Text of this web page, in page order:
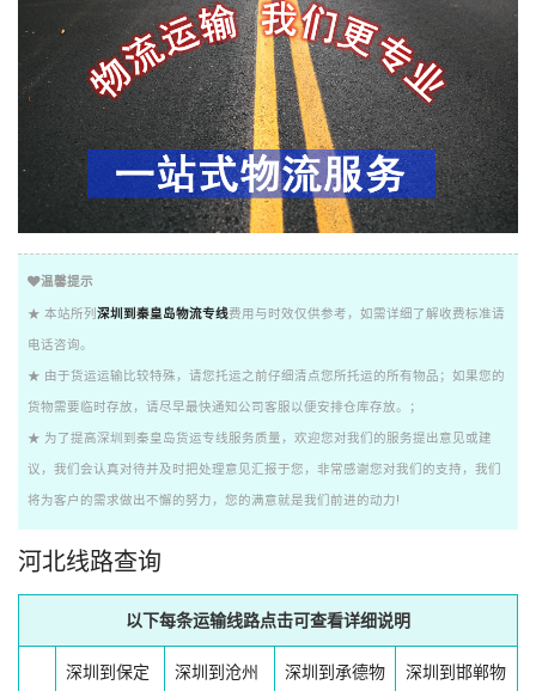
温馨提示
★ 本站所列 深圳到秦皇岛物流专线费用与时效仅供参考，如需详细了解收费标准请
电话咨询。
★ 由于货运运输比较特殊，请您托运之前仔细清点您所托运的所有物品；如果您的
货物需要临时存放，请尽早最快通知公司客服以便安排仓库存放。；
★ 为了提高深圳到秦皇岛货运专线服务质量，欢迎您对我们的服务提出意见或建
议，我们会认真对待并及时把处理意见汇报于您，非常感谢您对我们的支持，我们
将为客户的需求做出不懈的努力，您的满意就是我们前进的动力!
河北线路查询
以下每条运输线路点击可查看详细说明
深圳到保定
深圳到沧州
深圳到承德物
深圳到邯郸物